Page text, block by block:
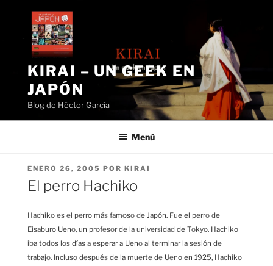
contenido
KIRAI – UN GEEK EN
JAPÓN
Blog de Héctor García
Menú
PUBLICADO
EL
ENERO 26, 2005 POR KIRAI
El perro Hachiko
Hachiko es el perro más famoso de Japón. Fue el perro de
Eisaburo Ueno, un profesor de la universidad de Tokyo. Hachiko
iba todos los días a esperar a Ueno al terminar la sesión de
trabajo. Incluso después de la muerte de Ueno en 1925, Hachiko